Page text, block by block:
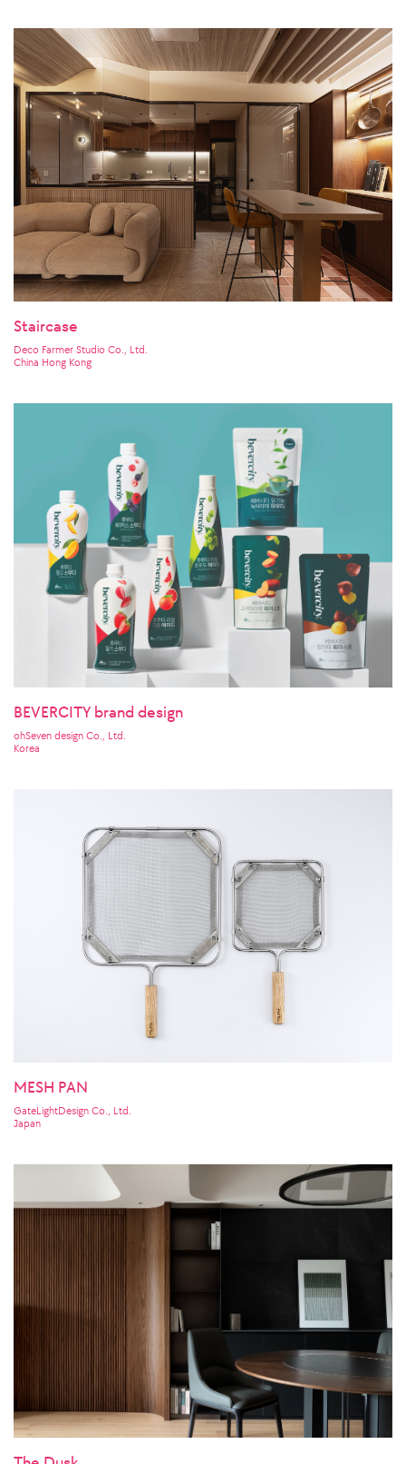
Staircase
Deco Farmer Studio Co., Ltd.
China Hong Kong
BEVERCITY brand design
ohSeven design Co., Ltd.
Korea
MESH PAN
GateLightDesign Co., Ltd.
Japan